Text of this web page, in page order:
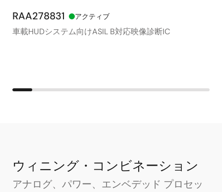
RAA278831 アクティブ
車載HUDシステム向けASIL B対応映像診断IC
ウィニング・コンビネーション
アナログ、パワー、エンベデッド プロセッ